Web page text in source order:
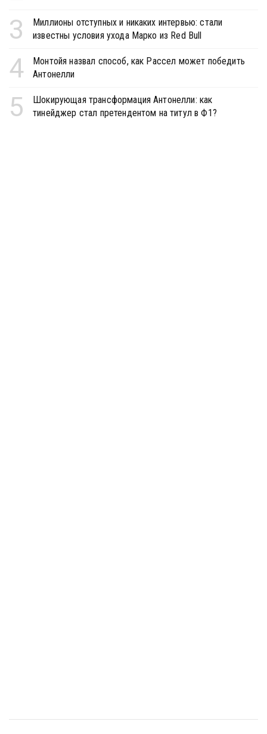
3
Миллионы отступных и никаких интервью: стали
известны условия ухода Марко из Red Bull
4
Монтойя назвал способ, как Рассел может победить
Антонелли
5
Шокирующая трансформация Антонелли: как
тинейджер стал претендентом на титул в Ф1?